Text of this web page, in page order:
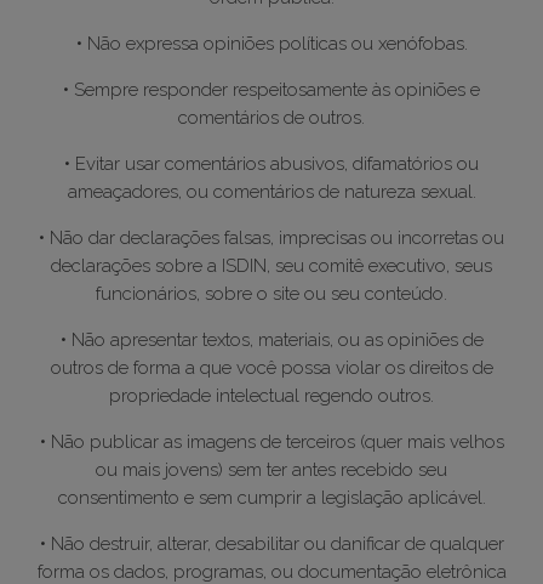
• Não expressa opiniões políticas ou xenófobas.
• Sempre responder respeitosamente às opiniões e
comentários de outros.
• Evitar usar comentários abusivos, difamatórios ou
ameaçadores, ou comentários de natureza sexual.
• Não dar declarações falsas, imprecisas ou incorretas ou
declarações sobre a ISDIN, seu comitê executivo, seus
funcionários, sobre o site ou seu conteúdo.
• Não apresentar textos, materiais, ou as opiniões de
outros de forma a que você possa violar os direitos de
propriedade intelectual regendo outros.
• Não publicar as imagens de terceiros (quer mais velhos
ou mais jovens) sem ter antes recebido seu
consentimento e sem cumprir a legislação aplicável.
• Não destruir, alterar, desabilitar ou danificar de qualquer
forma os dados, programas, ou documentação eletrônica